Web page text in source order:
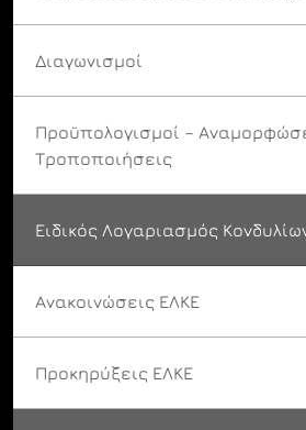
Διαγωνισμοί
Προϋπολογισμοί –
Τροποποιήσεις
Ειδικός Λογαριασμός
Ανακοινώσεις ΕΛΚΕ
Προκηρύξεις ΕΛΚΕ